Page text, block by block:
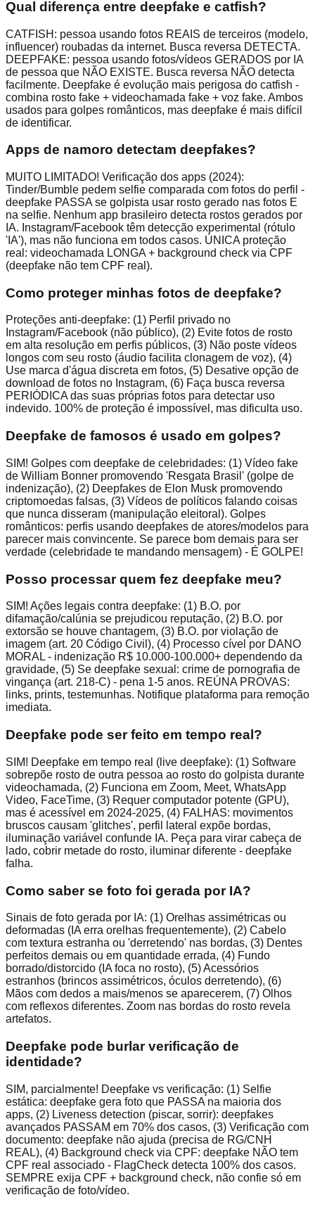
Qual diferença entre deepfake e catfish?
CATFISH: pessoa usando fotos REAIS de terceiros (modelo,
influencer) roubadas da internet. Busca reversa DETECTA.
DEEPFAKE: pessoa usando fotos/vídeos GERADOS por IA
de pessoa que NÃO EXISTE. Busca reversa NÃO detecta
facilmente. Deepfake é evolução mais perigosa do catfish -
combina rosto fake + videochamada fake + voz fake. Ambos
usados para golpes românticos, mas deepfake é mais difícil
de identificar.
Apps de namoro detectam deepfakes?
MUITO LIMITADO! Verificação dos apps (2024):
Tinder/Bumble pedem selfie comparada com fotos do perfil -
deepfake PASSA se golpista usar rosto gerado nas fotos E
na selfie. Nenhum app brasileiro detecta rostos gerados por
IA. Instagram/Facebook têm detecção experimental (rótulo
'IA'), mas não funciona em todos casos. ÚNICA proteção
real: videochamada LONGA + background check via CPF
(deepfake não tem CPF real).
Como proteger minhas fotos de deepfake?
Proteções anti-deepfake: (1) Perfil privado no
Instagram/Facebook (não público), (2) Evite fotos de rosto
em alta resolução em perfis públicos, (3) Não poste vídeos
longos com seu rosto (áudio facilita clonagem de voz), (4)
Use marca d'água discreta em fotos, (5) Desative opção de
download de fotos no Instagram, (6) Faça busca reversa
PERIÓDICA das suas próprias fotos para detectar uso
indevido. 100% de proteção é impossível, mas dificulta uso.
Deepfake de famosos é usado em golpes?
SIM! Golpes com deepfake de celebridades: (1) Vídeo fake
de William Bonner promovendo 'Resgata Brasil' (golpe de
indenização), (2) Deepfakes de Elon Musk promovendo
criptomoedas falsas, (3) Vídeos de políticos falando coisas
que nunca disseram (manipulação eleitoral). Golpes
românticos: perfis usando deepfakes de atores/modelos para
parecer mais convincente. Se parece bom demais para ser
verdade (celebridade te mandando mensagem) - É GOLPE!
Posso processar quem fez deepfake meu?
SIM! Ações legais contra deepfake: (1) B.O. por
difamação/calúnia se prejudicou reputação, (2) B.O. por
extorsão se houve chantagem, (3) B.O. por violação de
imagem (art. 20 Código Civil), (4) Processo cível por DANO
MORAL - indenização R$ 10.000-100.000+ dependendo da
gravidade, (5) Se deepfake sexual: crime de pornografia de
vingança (art. 218-C) - pena 1-5 anos. REÚNA PROVAS:
links, prints, testemunhas. Notifique plataforma para remoção
imediata.
Deepfake pode ser feito em tempo real?
SIM! Deepfake em tempo real (live deepfake): (1) Software
sobrepõe rosto de outra pessoa ao rosto do golpista durante
videochamada, (2) Funciona em Zoom, Meet, WhatsApp
Video, FaceTime, (3) Requer computador potente (GPU),
mas é acessível em 2024-2025, (4) FALHAS: movimentos
bruscos causam 'glitches', perfil lateral expõe bordas,
iluminação variável confunde IA. Peça para virar cabeça de
lado, cobrir metade do rosto, iluminar diferente - deepfake
falha.
Como saber se foto foi gerada por IA?
Sinais de foto gerada por IA: (1) Orelhas assimétricas ou
deformadas (IA erra orelhas frequentemente), (2) Cabelo
com textura estranha ou 'derretendo' nas bordas, (3) Dentes
perfeitos demais ou em quantidade errada, (4) Fundo
borrado/distorcido (IA foca no rosto), (5) Acessórios
estranhos (brincos assimétricos, óculos derretendo), (6)
Mãos com dedos a mais/menos se aparecerem, (7) Olhos
com reflexos diferentes. Zoom nas bordas do rosto revela
artefatos.
Deepfake pode burlar verificação de
identidade?
SIM, parcialmente! Deepfake vs verificação: (1) Selfie
estática: deepfake gera foto que PASSA na maioria dos
apps, (2) Liveness detection (piscar, sorrir): deepfakes
avançados PASSAM em 70% dos casos, (3) Verificação com
documento: deepfake não ajuda (precisa de RG/CNH
REAL), (4) Background check via CPF: deepfake NÃO tem
CPF real associado - FlagCheck detecta 100% dos casos.
SEMPRE exija CPF + background check, não confie só em
verificação de foto/vídeo.